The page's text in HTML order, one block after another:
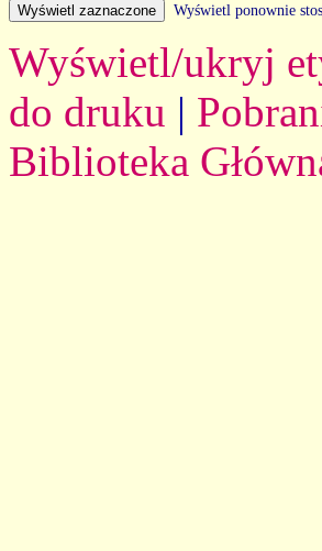
Wyświetl ponownie
Wyświetl/ukryj
do druku |
Biblioteka